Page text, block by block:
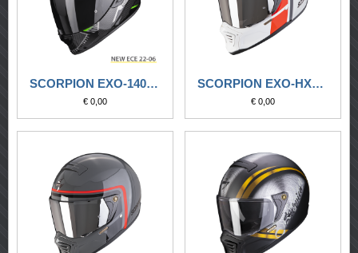
SCORPION EXO-1400 EVO AIR SHELL NERO-VERDE
€ 0,00
SCORPION EXO-HX1 NOSTALGIA BIANCO-ROSSO-NERO
€ 0,00